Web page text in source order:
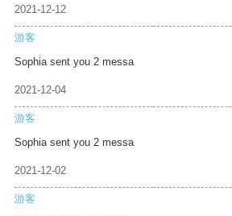
2021-12-12
游客
Sophia sent you 2 messa
2021-12-04
游客
Sophia sent you 2 messa
2021-12-02
游客